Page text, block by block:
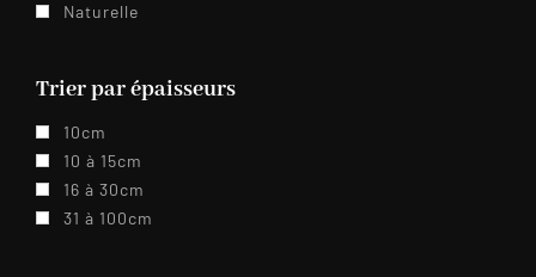
Naturelle
Trier par épaisseurs
10cm
10 à 15cm
16 à 30cm
31 à 100cm